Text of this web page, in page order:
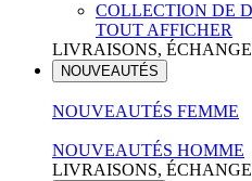
COLLECTION DE
TOUT AFFICHER
LIVRAISONS,
NOUVEAUTÉS
NOUVEAUTÉS FEMME
NOUVEAUTÉS HOMME
LIVRAISONS,